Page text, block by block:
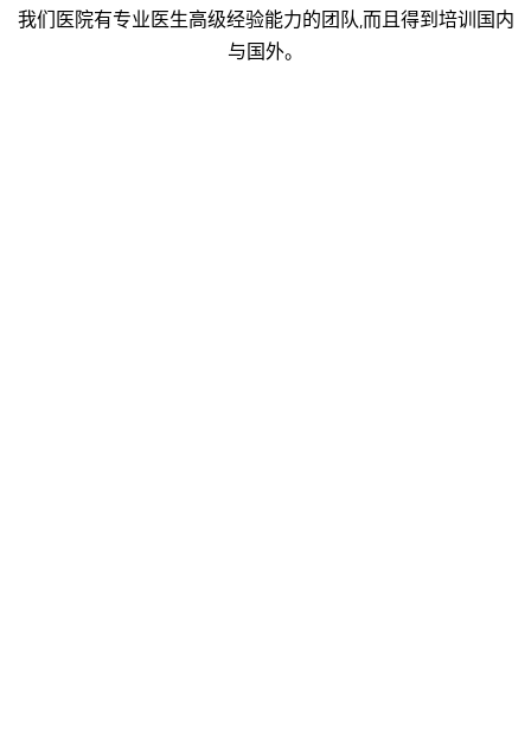
我们医院有专业医生高级经验能力的团队,而且得到培训国内
与国外。